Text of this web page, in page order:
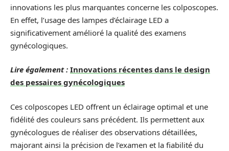
innovations les plus marquantes concerne les colposcopes.
En effet, l’usage des lampes d’éclairage LED a
significativement amélioré la qualité des examens
gynécologiques.
Lire également : Innovations récentes dans le design
des pessaires gynécologiques
Ces colposcopes LED offrent un éclairage optimal et une
fidélité des couleurs sans précédent. Ils permettent aux
gynécologues de réaliser des observations détaillées,
majorant ainsi la précision de l’examen et la fiabilité du